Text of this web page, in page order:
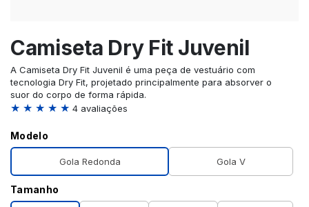
Camiseta Dry Fit Juvenil
A Camiseta Dry Fit Juvenil é uma peça de vestuário com
tecnologia Dry Fit, projetado principalmente para absorver o
suor do corpo de forma rápida.
★ ★ ★ ★ ★ 4 avaliações
Modelo
Gola Redonda Gola V
Tamanho